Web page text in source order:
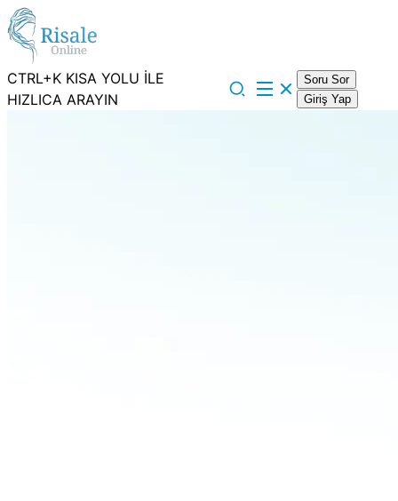
CTRL+K KISA YOLU İLE
HIZLICA ARAYIN
Soru Sor
Giriş Yap